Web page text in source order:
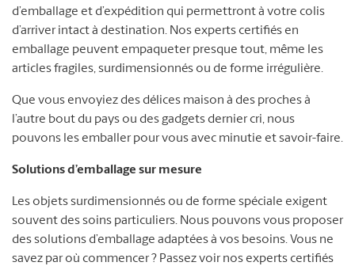
d’emballage et d’expédition qui permettront à votre colis
d’arriver intact à destination. Nos experts certifiés en
emballage peuvent empaqueter presque tout, même les
articles fragiles, surdimensionnés ou de forme irrégulière.
Que vous envoyiez des délices maison à des proches à
l’autre bout du pays ou des gadgets dernier cri, nous
pouvons les emballer pour vous avec minutie et savoir-faire.
Solutions d’emballage sur mesure
Les objets surdimensionnés ou de forme spéciale exigent
souvent des soins particuliers. Nous pouvons vous proposer
des solutions d’emballage adaptées à vos besoins. Vous ne
savez par où commencer ? Passez voir nos experts certifiés